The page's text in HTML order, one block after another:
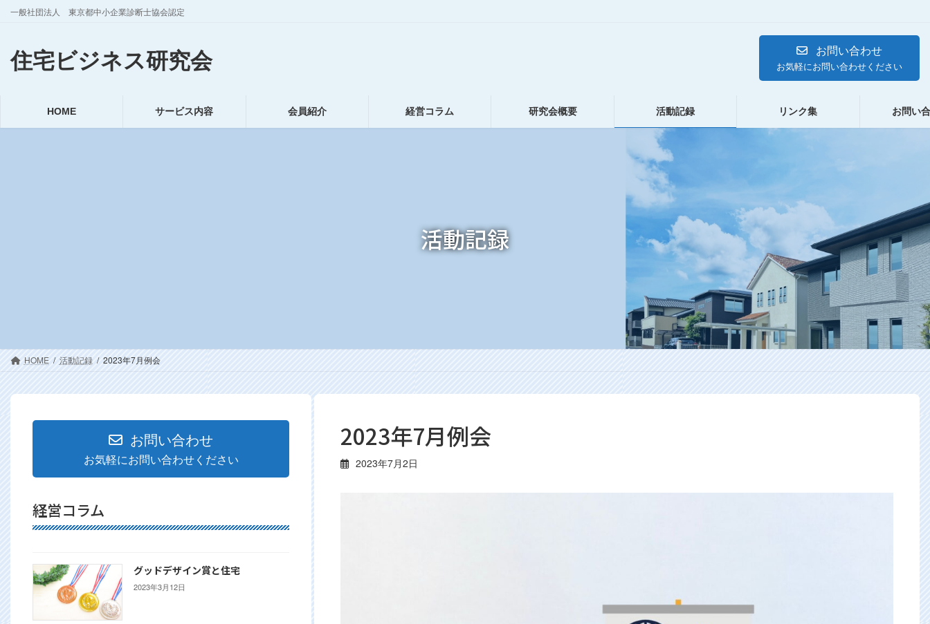
ン
ー
一般社団法人 東京都中小企業診断士協会認定
住宅ビジネス研究会 お問い合わせ
お気軽にお問い合わせください
HOME サービス内容 会員紹介 経営コラム 研究会概要 活動記録 リンク集 お問い
活動記録
HOME 活動記録 2023年7月例会
2023年7月例会
2023年7月2日
お問い合わせ
お気軽にお問い合わせください
経営コラム
グッドデザイン賞と住宅
2023年3月12日